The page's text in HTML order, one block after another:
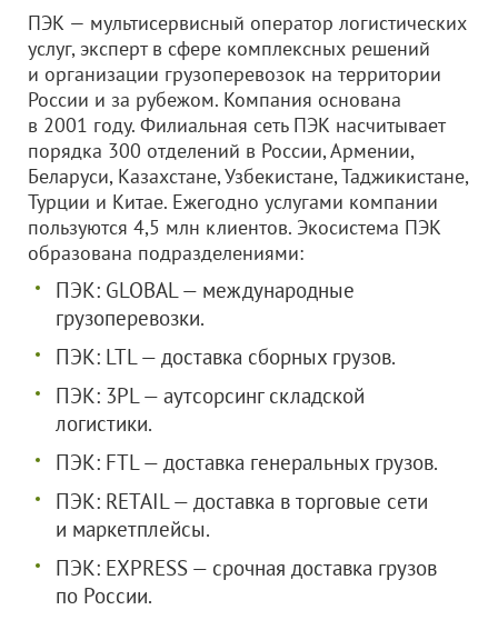
ПЭК — мультисервисный оператор логистических
услуг, эксперт в сфере комплексных решений
и организации грузоперевозок на территории
России и за рубежом. Компания основана
в 2001 году. Филиальная сеть ПЭК насчитывает
порядка 300 отделений в России, Армении,
Беларуси, Казахстане, Узбекистане, Таджикистане,
Турции и Китае. Ежегодно услугами компании
пользуются 4,5 млн клиентов. Экосистема ПЭК
образована подразделениями:
ПЭК: GLOBAL — международные
грузоперевозки.
ПЭК: LTL — доставка сборных грузов.
ПЭК: 3PL — аутсорсинг складской
логистики.
ПЭК: FTL — доставка генеральных грузов.
ПЭК: RETAIL — доставка в торговые сети
и маркетплейсы.
ПЭК: EXPRESS — срочная доставка грузов
по России.